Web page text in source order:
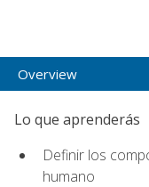
Overview
Lo que aprenderás
Definir los
humano